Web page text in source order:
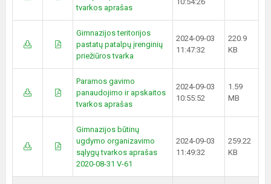
tvarkos aprašas
Gimnazijos teritorijos
pastatų patalpų įrenginių
priežiūros tvarka
2024-09-03
11:47:32
220.9
KB
Paramos gavimo
panaudojimo ir apskaitos
tvarkos aprašas
2024-09-03
10:55:52
1.59
MB
Gimnazijos būtinų
ugdymo organizavimo
sąlygų tvarkos aprašas
2020-08-31 V-61
2024-09-03
11:49:32
259.22
KB